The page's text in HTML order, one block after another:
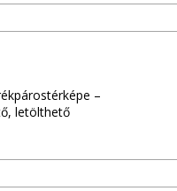
–
letölthető